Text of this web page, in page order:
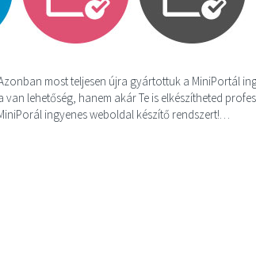
most teljesen újra gyártottuk a MiniPortál
lehetőség, hanem akár Te is elkészítheted
ingyenes weboldal készítő rendszert!…